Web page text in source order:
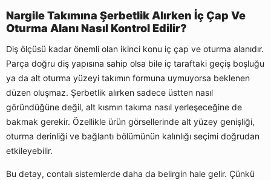
Nargile Takımına Şerbetlik Alırken İç Çap Ve
Oturma Alanı Nasıl Kontrol Edilir?
Diş ölçüsü kadar önemli olan ikinci konu iç çap ve oturma alanıdır.
Parça doğru diş yapısına sahip olsa bile iç taraftaki geçiş boşluğu
ya da alt oturma yüzeyi takımın formuna uymuyorsa beklenen
düzen oluşmaz. Şerbetlik alırken sadece üstten nasıl
göründüğüne değil, alt kısmın takıma nasıl yerleşeceğine de
bakmak gerekir. Özellikle ürün görsellerinde alt yüzey genişliği,
oturma derinliği ve bağlantı bölümünün kalınlığı seçimi doğrudan
etkileyebilir.
Bu detay, contalı sistemlerde daha da belirgin hale gelir. Çünkü